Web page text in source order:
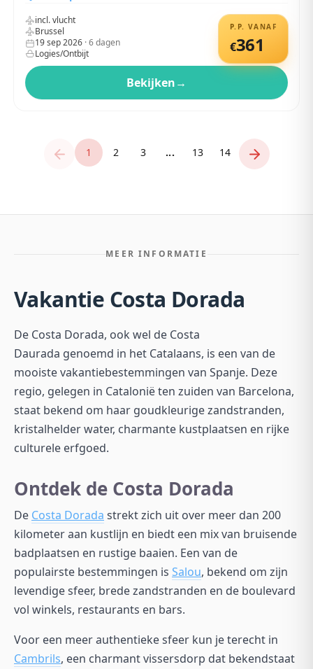
P.P. VANAF
€361
incl. vlucht
Brussel
19 sep 2026 ·6dagen
Logies/Ontbijt
Bekijken→
1 2 3 ... 13 14
MEER INFORMATIE
Vakantie Costa Dorada
De Costa Dorada, ook wel de Costa
Daurada genoemd in het Catalaans, is een van de
mooiste vakantiebestemmingen van Spanje. Deze
regio, gelegen in Catalonië ten zuiden van Barcelona,
staat bekend om haar goudkleurige zandstranden,
kristalhelder water, charmante kustplaatsen en rijke
culturele erfgoed.
Ontdek de Costa Dorada
De Costa Dorada strekt zich uit over meer dan 200
kilometer aan kustlijn en biedt een mix van bruisende
badplaatsen en rustige baaien. Een van de
populairste bestemmingen is Salou, bekend om zijn
levendige sfeer, brede zandstranden en de boulevard
vol winkels, restaurants en bars.
Voor een meer authentieke sfeer kun je terecht in
Cambrils, een charmant vissersdorp dat bekendstaat